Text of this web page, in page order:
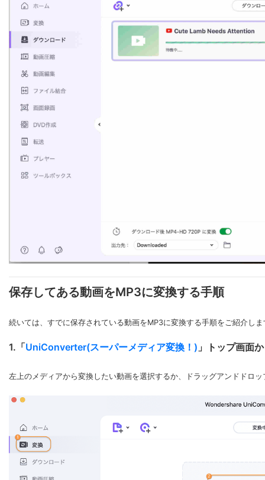
保存してある動画をMP3に変換する手順
続いては、すでに保存されている動画をMP3に変換する手順をご紹介しま
1.「UniConverter(スーパーメディア変換！) 」トップ画面
左上のメディアから変換したい動画を選択するか、ドラッグアンドドロ